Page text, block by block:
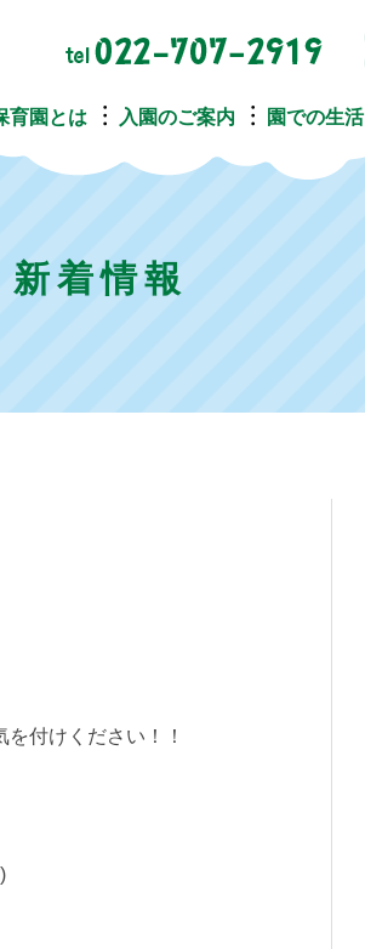
育園とは 入園のご案内 園での生活
新着情報
付けください！！